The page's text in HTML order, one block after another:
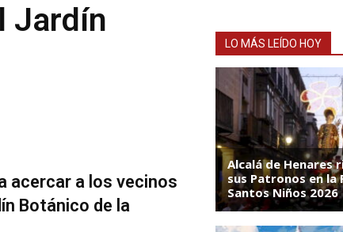
Jardín
acercar a los vecinos
Botánico de la
LO MÁS LEÍDO HOY